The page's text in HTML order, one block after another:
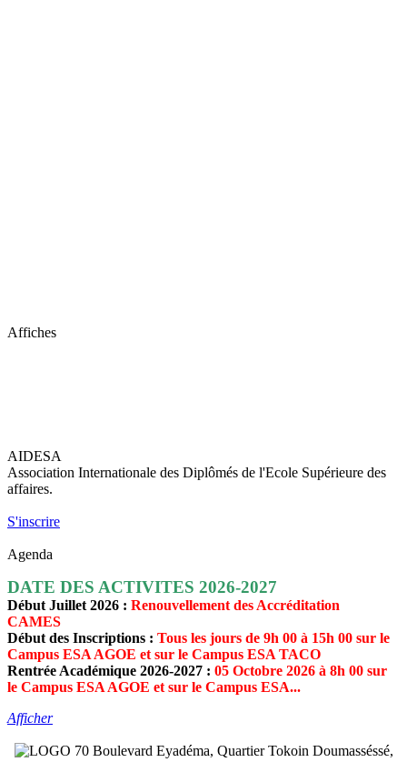
Affiches
AIDESA
Association Internationale des Diplômés de l'Ecole Supérieure des
affaires.
S'inscrire
Agenda
DATE DES ACTIVITES 2026-2027
Début Juillet 2026 : Renouvellement des Accréditation
CAMES
Début des Inscriptions : Tous les jours de 9h 00 à 15h 00 sur le
Campus ESA AGOE et sur le Campus ESA TACO
Rentrée Académique 2026-2027 : 05 Octobre 2026 à 8h 00 sur
le Campus ESA AGOE et sur le Campus ESA...
Afficher
70 Boulevard Eyadéma, Quartier Tokoin Doumasséssé,